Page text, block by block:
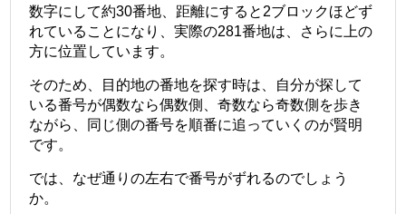
数字にして約30番地、距離にすると2ブロックほどず
れていることになり、実際の281番地は、さらに上の
方に位置しています。
そのため、目的地の番地を探す時は、自分が探して
いる番号が偶数なら偶数側、奇数なら奇数側を歩き
ながら、同じ側の番号を順番に追っていくのが賢明
です。
では、なぜ通りの左右で番号がずれるのでしょう
か。